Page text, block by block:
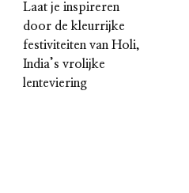
Laat je inspireren
door de kleurrijke
festiviteiten van Holi,
India’s vrolijke
lenteviering